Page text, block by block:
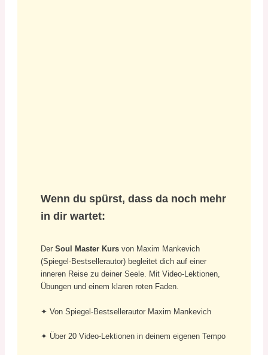
Wenn du spürst, dass da noch mehr
in dir wartet:
DerSoul Master Kurs von Maxim Mankevich
(Spiegel-Bestsellerautor) begleitet dich auf einer
inneren Reise zu deiner Seele. Mit Video-Lektionen,
Übungen und einem klaren roten Faden.
✦ Von Spiegel-Bestsellerautor Maxim Mankevich
✦ Über 20 Video-Lektionen in deinem eigenen Tempo